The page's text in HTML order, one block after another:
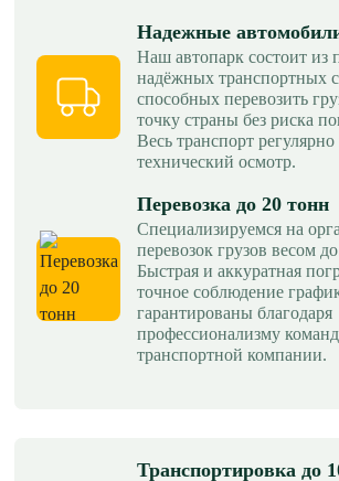
Надежные
Наш автопарк состоит из
надёжных транспортных
способных перевозить
точку страны без риска
Весь транспорт
технический осмотр.
Перевозка до 20 тонн
Специализируемся на
перевозок грузов весом
Быстрая и аккуратная
точное соблюдение
гарантированы благодаря
профессионализму
транспортной компании.
Транспортировка до